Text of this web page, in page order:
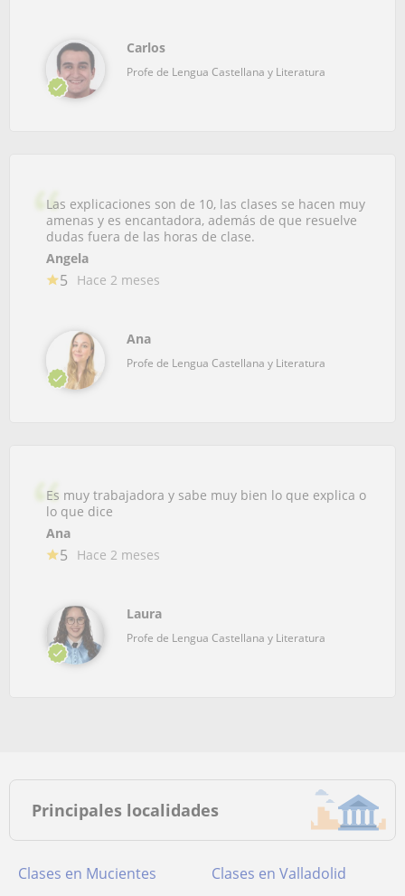
Carlos
Profe de Lengua Castellana y Literatura
Las explicaciones son de 10, las clases se hacen muy
amenas y es encantadora, además de que resuelve
dudas fuera de las horas de clase.
Angela
5 Hace 2 meses
Ana
Profe de Lengua Castellana y Literatura
Es muy trabajadora y sabe muy bien lo que explica o
lo que dice
Ana
5 Hace 2 meses
Laura
Profe de Lengua Castellana y Literatura
Principales localidades
Clases en Mucientes Clases en Valladolid